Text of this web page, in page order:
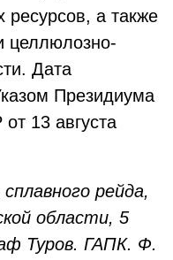
ресурсов, а также
целлюлозно-
Дата
Президиума
13 августа
рейда,
области, 5
Туров. ГАПК. Ф.